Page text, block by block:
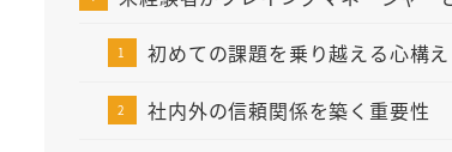
初めての課題を乗り越える心構え
社内外の信頼関係を築く重要性